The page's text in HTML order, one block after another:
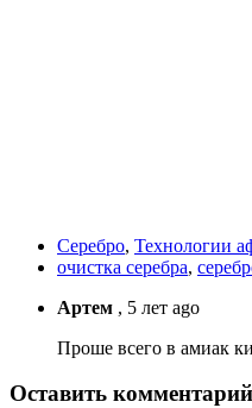
Серебро, Технологии
очистка серебра,
Артем , 5 лет ago
Проше всего в амиак
Оставить комментарий